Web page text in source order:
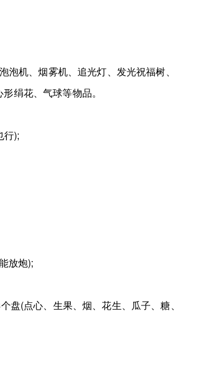
机、烟雾机、追光灯、发光祝福树、
绢花、气球等物品。
);
放炮);
(点心、生果、烟、花生、瓜子、糖、